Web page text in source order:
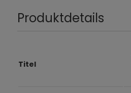
Produktdetails
Titel